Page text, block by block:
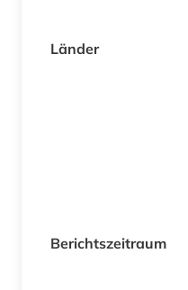
Länder
Berichtszeitraum